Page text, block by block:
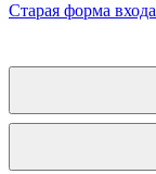
Старая форма входа